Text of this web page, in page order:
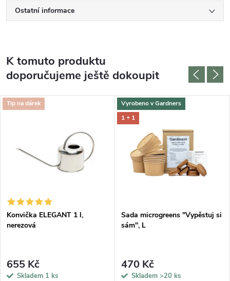
Ostatní informace
K tomuto produktu
doporučujeme ještě dokoupit
Tip na dárek
Konvička ELEGANT 1 l,
nerezová
655 Kč
Skladem 1 ks
Vyrobeno v Gardners
1 + 1
Sada microgreens "Vypěstuj si
sám", L
470 Kč
Skladem >20 ks